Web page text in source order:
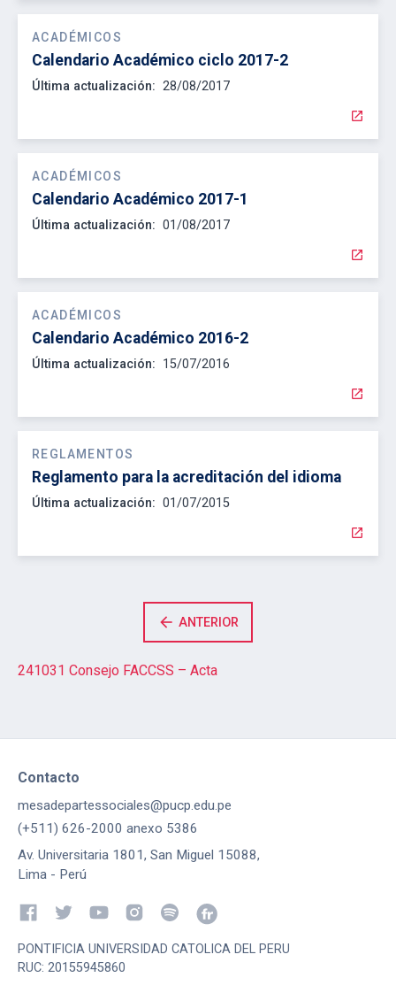
ACADÉMICOS
Calendario Académico ciclo 2017-2
Última actualización: 28/08/2017
open_in_new
ACADÉMICOS
Calendario Académico 2017-1
Última actualización: 01/08/2017
open_in_new
ACADÉMICOS
Calendario Académico 2016-2
Última actualización: 15/07/2016
open_in_new
REGLAMENTOS
Reglamento para la acreditación del idioma
Última actualización: 01/07/2015
open_in_new
arrow_back ANTERIOR
241031 Consejo FACCSS – Acta
Contacto
mesadepartessociales@pucp.edu.pe
(+511) 626-2000 anexo 5386
Av. Universitaria 1801, San Miguel 15088,
Lima - Perú
PONTIFICIA UNIVERSIDAD CATOLICA DEL PERU
RUC: 20155945860